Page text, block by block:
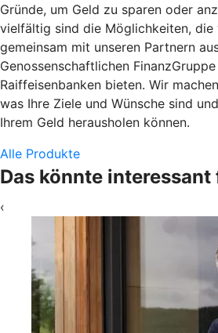
Gründe, um Geld zu sparen oder
vielfältig sind die Möglichkeiten, die
gemeinsam mit unseren Partnern
Genossenschaftlichen
Raiffeisenbanken bieten. Wir
was Ihre Ziele und Wünsche sind
Ihrem Geld herausholen können.
Alle Produkte
Das könnte interessant
‹